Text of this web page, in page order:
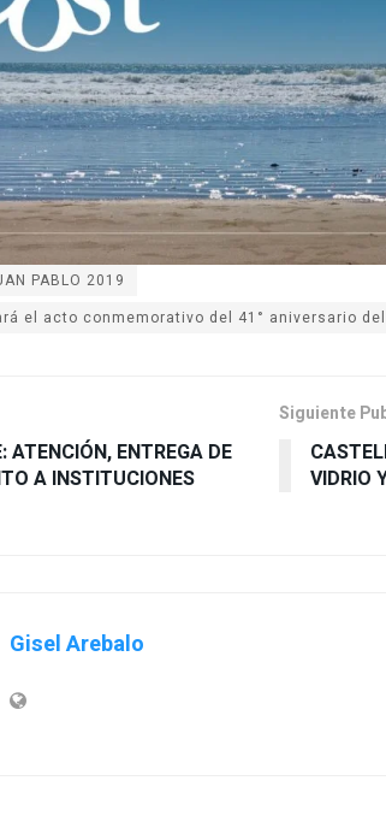
PABLO 2019
el acto conmemorativo del 41° aniversario
ATENCIÓN, ENTREGA DE
A INSTITUCIONES
Siguiente
VIDRIO
Gisel Arebalo